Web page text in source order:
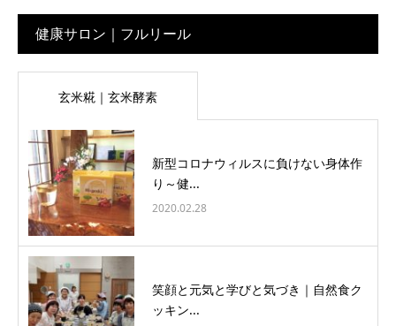
健康サロン｜フルリール
玄米糀｜玄米酵素
新型コロナウィルスに負けない身体作
り～健...
2020.02.28
笑顔と元気と学びと気づき｜自然食ク
ッキン...